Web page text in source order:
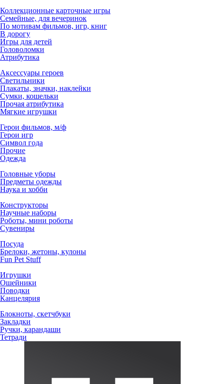
Коллекционные карточные игры
Семейные, для вечеринок
По мотивам фильмов, игр, книг
В дорогу
Игры для детей
Головоломки
Атрибутика
Аксессуары героев
Светильники
Плакаты, значки, наклейки
Сумки, кошельки
Прочая атрибутика
Мягкие игрушки
Герои фильмов, м/ф
Герои игр
Символ года
Прочие
Одежда
Головные уборы
Предметы одежды
Наука и хобби
Конструкторы
Научные наборы
Роботы, мини роботы
Сувениры
Посуда
Брелоки, жетоны, кулоны
Fun Pet Stuff
Игрушки
Ошейники
Поводки
Канцелярия
Блокноты, скетчбуки
Закладки
Ручки, карандаши
Тетради